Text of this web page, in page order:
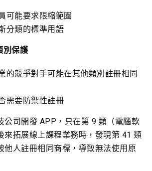
可能要求限縮範圍
分類的標準用語
別保護
的競爭對手可能在其他類別註冊相同
需要防禦性註冊
公司開發 APP，只在第 9 類（電腦軟
來拓展線上課程業務時，發現第 41 類
他人註冊相同商標，導致無法使用原